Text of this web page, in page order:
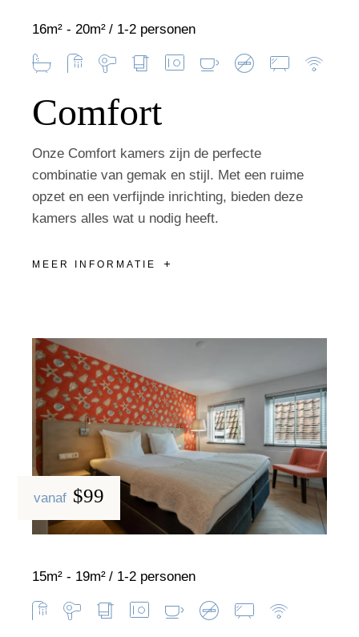
Comfort
Onze Comfort kamers zijn de perfecte
combinatie van gemak en stijl. Met een ruime
opzet en een verfijnde inrichting, bieden deze
kamers alles wat u nodig heeft.
MEER INFORMATIE
16m² - 20m² 1-2 personen
vanaf $99
15m² - 19m² 1-2 personen